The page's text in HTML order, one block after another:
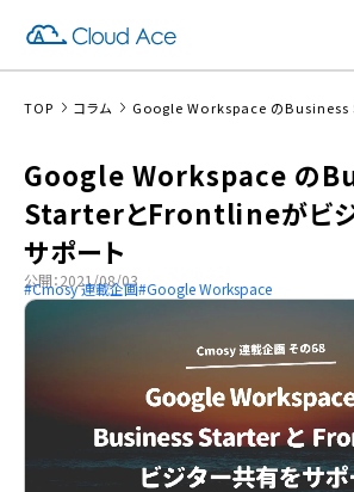
TOP コラム
Google Workspace の
StarterとFrontlineがビジ
サポート
公開：2021/08/03
Cmosy 連載企画 Google Workspace